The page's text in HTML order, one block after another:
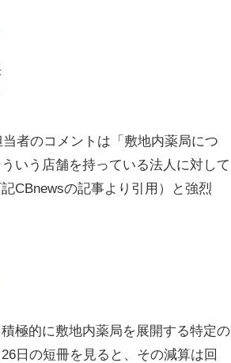
者のコメントは「敷地内薬局につ
いう店舗を持っている法人に対して
CBnewsの記事より引用）と強烈
極的に敷地内薬局を展開する特定の
日の短冊を見ると、その減算は回